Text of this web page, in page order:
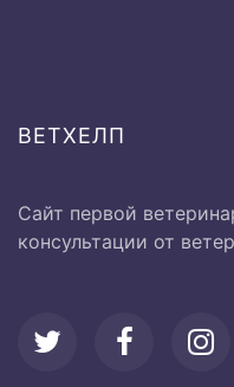
Ø Перкуссия
Ø Аускультация
Ø Пульсометрия
ВЕТХЕЛП
Сайт первой
консультации от